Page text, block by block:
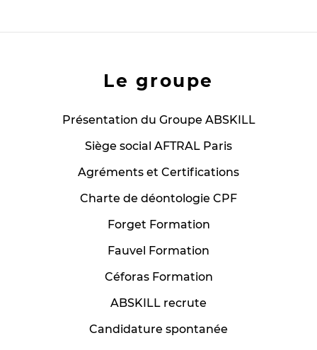
Le groupe
Présentation du Groupe ABSKILL
Siège social AFTRAL Paris
Agréments et Certifications
Charte de déontologie CPF
Forget Formation
Fauvel Formation
Céforas Formation
ABSKILL recrute
Candidature spontanée